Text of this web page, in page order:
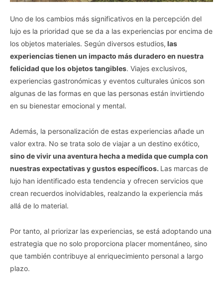
Uno de los cambios más significativos en la percepción del
lujo es la prioridad que se da a las experiencias por encima de
los objetos materiales. Según diversos estudios, las
experiencias tienen un impacto más duradero en nuestra
felicidad que los objetos tangibles. Viajes exclusivos,
experiencias gastronómicas y eventos culturales únicos son
algunas de las formas en que las personas están invirtiendo
en su bienestar emocional y mental.
Además, la personalización de estas experiencias añade un
valor extra. No se trata solo de viajar a un destino exótico,
sino de vivir una aventura hecha a medida que cumpla con
nuestras expectativas y gustos específicos. Las marcas de
lujo han identificado esta tendencia y ofrecen servicios que
crean recuerdos inolvidables, realzando la experiencia más
allá de lo material.
Por tanto, al priorizar las experiencias, se está adoptando una
estrategia que no solo proporciona placer momentáneo, sino
que también contribuye al enriquecimiento personal a largo
plazo.